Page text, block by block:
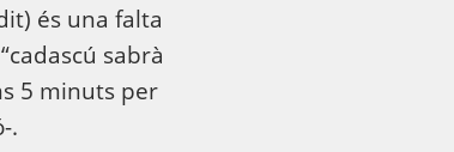
és una falta
sabrà
5 minuts per
.